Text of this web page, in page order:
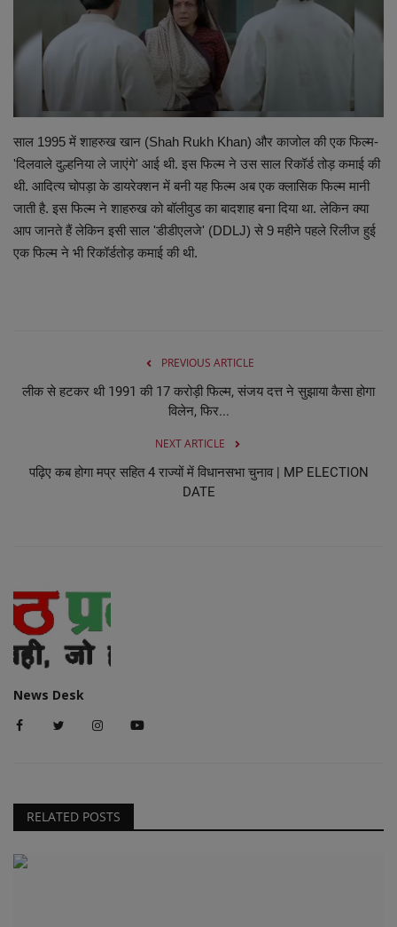
व्यापार
शिक्षा एवं रोजगार
धर्म एवं ज्योतिष
साल 1995 में शाहरुख खान (Shah Rukh Khan) और काजोल की एक फिल्म-
'दिलवाले दुल्हनिया ले जाएंगे' आई थी. इस फिल्म ने उस साल रिकॉर्ड तोड़ कमाई की
थी. आदित्य चोपड़ा के डायरेक्शन में बनी यह फिल्म अब एक क्लासिक फिल्म मानी
जाती है. इस फिल्म ने शाहरुख को बॉलीवुड का बादशाह बना दिया था. लेकिन क्या
आप जानते हैं लेकिन इसी साल 'डीडीएलजे' (DDLJ) से 9 महीने पहले रिलीज हुई
एक फिल्म ने भी रिकॉर्डतोड़ कमाई की थी.
PREVIOUS ARTICLE
लीक से हटकर थी 1991 की 17 करोड़ी फिल्म, संजय दत्त ने सुझाया कैसा होगा
विलेन, फिर...
NEXT ARTICLE
पढ़िए कब होगा मप्र सहित 4 राज्यों में विधानसभा चुनाव | MP ELECTION
DATE
News Desk
RELATED POSTS